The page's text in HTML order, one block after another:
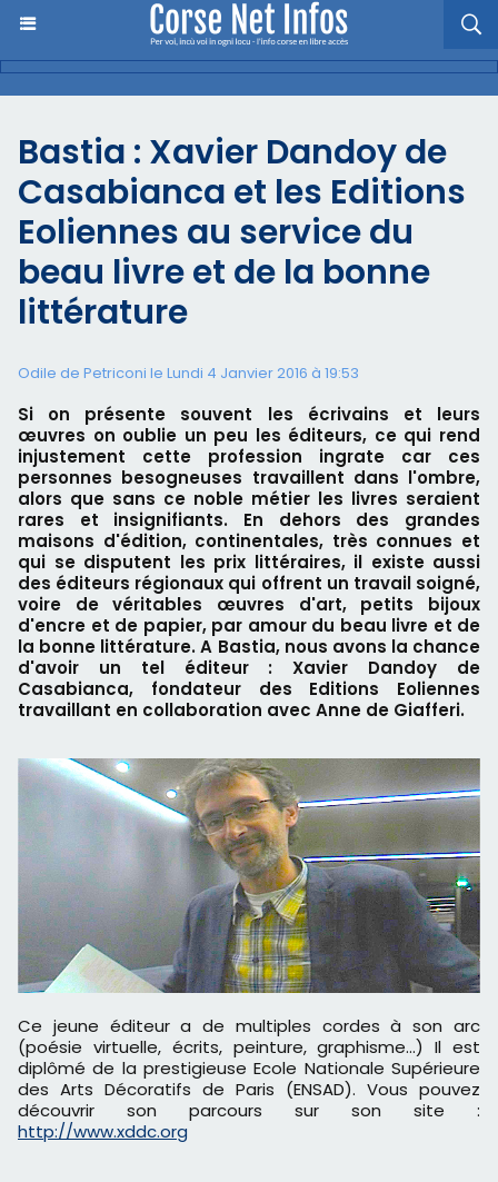
Bastia : Xavier Dandoy de
Casabianca et les Editions
Eoliennes au service du
beau livre et de la bonne
littérature
Odile de Petriconi le Lundi 4 Janvier 2016 à 19:53
Si on présente souvent les écrivains et leurs
œuvres on oublie un peu les éditeurs, ce qui rend
injustement cette profession ingrate car ces
personnes besogneuses travaillent dans l'ombre,
alors que sans ce noble métier les livres seraient
rares et insignifiants. En dehors des grandes
maisons d'édition, continentales, très connues et
qui se disputent les prix littéraires, il existe aussi
des éditeurs régionaux qui offrent un travail soigné,
voire de véritables œuvres d'art, petits bijoux
d'encre et de papier, par amour du beau livre et de
la bonne littérature. A Bastia, nous avons la chance
d'avoir un tel éditeur : Xavier Dandoy de
Casabianca, fondateur des Editions Eoliennes
travaillant en collaboration avec Anne de Giafferi.
Ce jeune éditeur a de multiples cordes à son arc
(poésie virtuelle, écrits, peinture, graphisme...) Il est
diplômé de la prestigieuse Ecole Nationale Supérieure
des Arts Décoratifs de Paris (ENSAD). Vous pouvez
découvrir son parcours sur son site :
http://www.xddc.org